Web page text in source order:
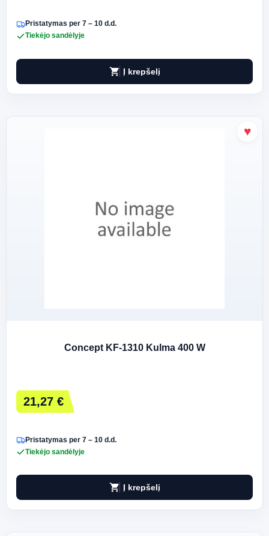
Pristatymas per 7 – 10 d.d.
Tiekėjo sandėlyje
shopping_cart Į krepšelį
Concept KF-1310 Kulma 400 W
21,27 €
Pristatymas per 7 – 10 d.d.
Tiekėjo sandėlyje
shopping_cart Į krepšelį